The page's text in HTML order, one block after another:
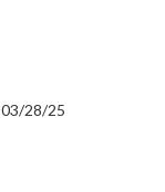
03/28/25